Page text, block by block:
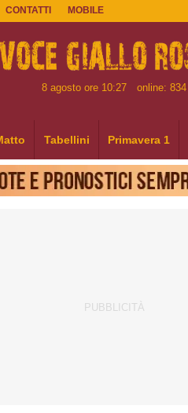
CONTATTI MOBILE
8 agosto ore 10:27 online: 834
Tabellini Primavera 1